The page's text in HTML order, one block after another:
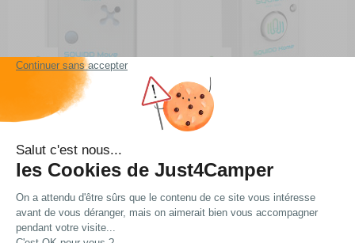
RG-428331
125 €
Comparer
149 €